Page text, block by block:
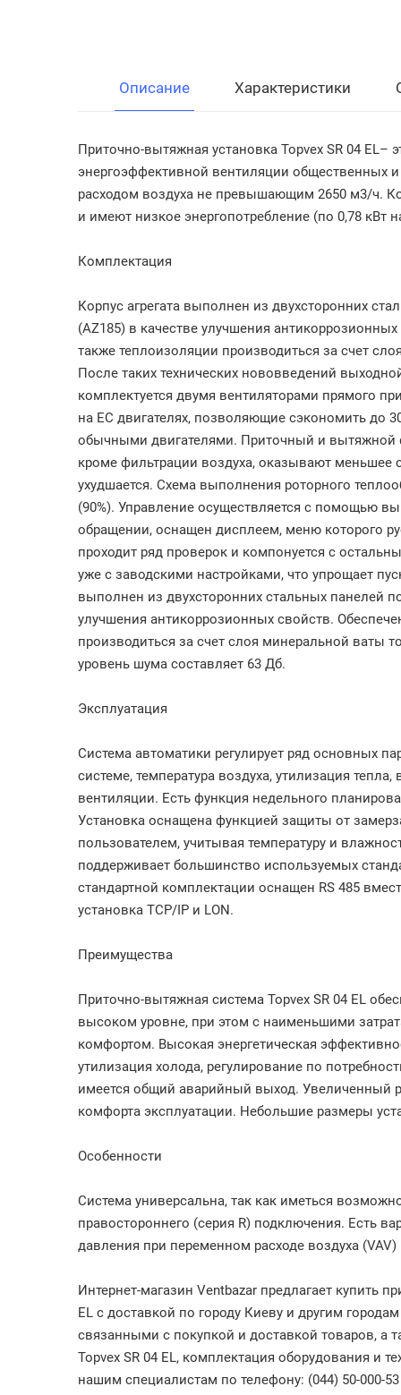
Описание Характеристики
Приточно-вытяжная установка Topvex SR 04 EL–
энергоэффективной вентиляции общественных
расходом воздуха не превышающим 2650 м3/ч.
и имеют низкое энергопотребление (по 0,78 кВт
Комплектация
Корпус агрегата выполнен из двухсторонних
(AZ185) в качестве улучшения
также теплоизоляции производиться за счет
После таких технических нововведений
комплектуется двумя вентиляторами прямого
на ЕС двигателях, позволяющие сэкономить до
обычными двигателями. Приточный и вытяжной
кроме фильтрации воздуха, оказывают меньшее
ухудшается. Схема выполнения роторного
(90%). Управление осуществляется с помощью
обращении, оснащен дисплеем, меню которого
проходит ряд проверок и компонуется с
уже с заводскими настройками, что упрощает
выполнен из двухсторонних стальных панелей
улучшения антикоррозионных свойств.
производиться за счет слоя минеральной ваты
уровень шума составляет 63 Дб.
Эксплуатация
Система автоматики регулирует ряд основных
системе, температура воздуха, утилизация
вентиляции. Есть функция недельного
Установка оснащена функцией защиты от
пользователем, учитывая температуру и
поддерживает большинство используемых
стандартной комплектации оснащен RS 485
установка TCP/IP и LON.
Преимущества
Приточно-вытяжная система Topvex SR 04 EL
высоком уровне, при этом с наименьшими
комфортом. Высокая энергетическая
утилизация холода, регулирование по
имеется общий аварийный выход. Увеличенный
комфорта эксплуатации. Небольшие размеры
Особенности
Система универсальна, так как иметься
правостороннего (серия R) подключения. Есть
давления при переменном расходе воздуха
Интернет-магазин Ventbazar предлагает купить
EL с доставкой по городу Киеву и другим
связанными с покупкой и доставкой товаров, а
Topvex SR 04 EL, комплектация оборудования и
нашим специалистам по телефону: (044) 50-000-53